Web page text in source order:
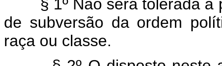
§ 1º Não será tolerada a
de subversão da ordem
raça ou classe.